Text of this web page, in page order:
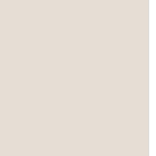
industriële
actualiseer je jouw
van je expertise, zonder
gepersonaliseerde